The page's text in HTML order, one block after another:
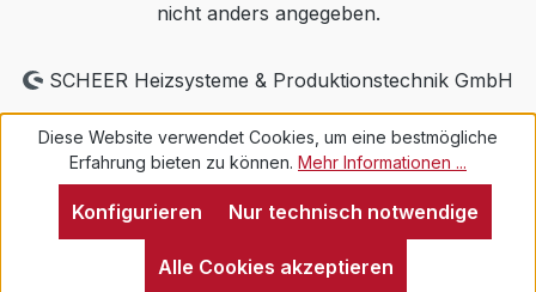
nicht anders angegeben.
SCHEER Heizsysteme & Produktionstechnik GmbH
Diese Website verwendet Cookies, um eine bestmögliche
Erfahrung bieten zu können. Mehr Informationen ...
Nur technisch notwendige
Konfigurieren
Alle Cookies akzeptieren